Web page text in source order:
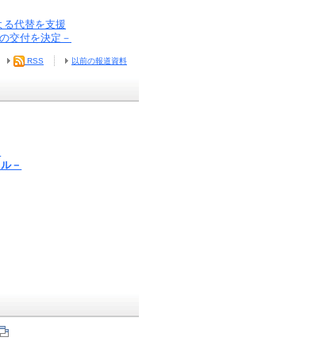
る代替を支援
交付を決定－
RSS 以前の報道資料
－